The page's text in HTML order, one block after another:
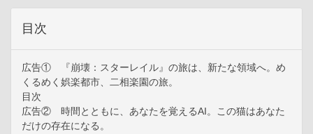
目次
広告① 『崩壊：スターレイル』の旅は、新たな領域へ。め
くるめく娯楽都市、二相楽園の旅。
目次
広告② 時間とともに、あなたを覚えるAI。この猫はあなた
だけの存在になる。